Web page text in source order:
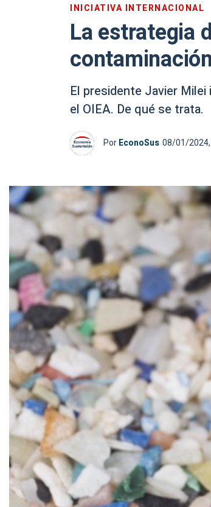
INICIATIVA INTERNACIONAL
La estrategia
El presidente Javier
el OIEA. De qué se trata.
PorEconoSus 08/01/